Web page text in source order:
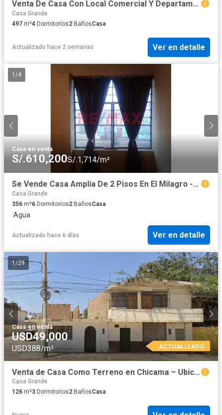
Venta De Casa Con Local Comercial Y Departamento Cerca A Terminal Terrestre
Casa Grande
497 m²4 Dormitorios2 BañosCasa
Actualizado hace 2 semanas Ver en detalle
1 /4
Casa·en venta
S/.610,200S/.1,714/m²
Se Vende Casa Amplia De 2 Pisos En El Milagro - A 2 Cuadra De La Av. Principal $180,000
Casa Grande
356 m²6 Dormitorios2 BañosCasa
·Agua
Actualizado hace 6 días Ver en detalle
1/29
Casa·en venta
USD49,000
USD388/m² ACTUALIZADO
Venta de Casa Como Terreno en Chicama – Ubicación Estratégica
Casa Grande
126 m²3 Dormitorios2 BañosCasa